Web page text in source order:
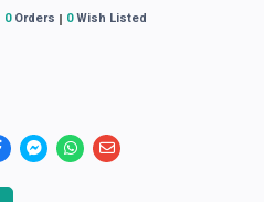
0Orders 0Wish Listed